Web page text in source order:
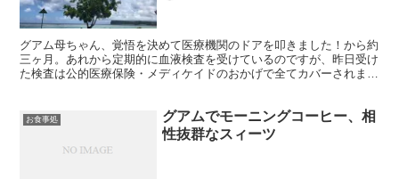
グアム母ちゃん、覚悟を決めて医療機関のドアを叩きました！から約
三ヶ月。あれから定期的に血液検査を受けているのですが、昨日受け
た検査は公的医療保険・メディケイドのおかげで全てカバーされまし
お食事処
グアムでモーニングコーヒー、相
性抜群なスィーツ